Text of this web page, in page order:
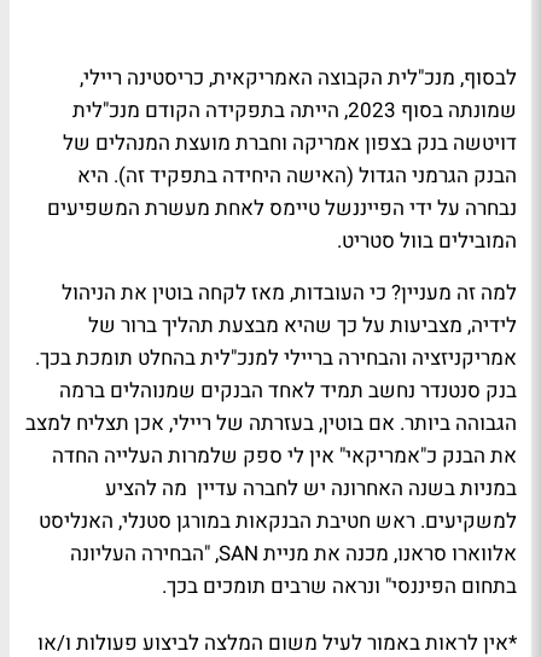
לבסוף, מנכ"לית הקבוצה האמריקאית, כריסטינה ריילי,
שמונתה בסוף 2023, הייתה בתפקידה הקודם מנכ"לית
דויטשה בנק בצפון אמריקה וחברת מועצת המנהלים של
הבנק הגרמני הגדול (האישה היחידה בתפקיד זה). היא
נבחרה על ידי הפייננשל טיימס לאחת מעשרת המשפיעים
המובילים בוול סטריט.
למה זה מעניין? כי העובדות, מאז לקחה בוטין את הניהול
לידיה, מצביעות על כך שהיא מבצעת תהליך ברור של
אמריקניזציה והבחירה בריילי למנכ"לית בהחלט תומכת בכך.
בנק סנטנדר נחשב תמיד לאחד הבנקים שמנוהלים ברמה
הגבוהה ביותר. אם בוטין, בעזרתה של ריילי, אכן תצליח למצב
את הבנק כ"אמריקאי" אין לי ספק שלמרות העלייה החדה
במניות בשנה האחרונה יש לחברה עדיין מה להציע
למשקיעים. ראש חטיבת הבנקאות במורגן סטנלי, האנליסט
אלווארו סראנו, מכנה את מניית SAN, "הבחירה העליונה
בתחום הפיננסי" ונראה שרבים תומכים בכך.
*אין לראות באמור לעיל משום המלצה לביצוע פעולות ו/או